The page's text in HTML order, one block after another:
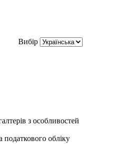
Вибір
з особливостей
податкового обліку